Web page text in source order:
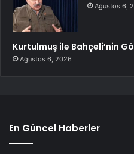
Ağustos 6,
Kurtulmuş ile Bahçeli’nin
Ağustos 6, 2026
En Güncel Haberler